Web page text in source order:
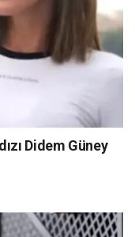
Didem Güney